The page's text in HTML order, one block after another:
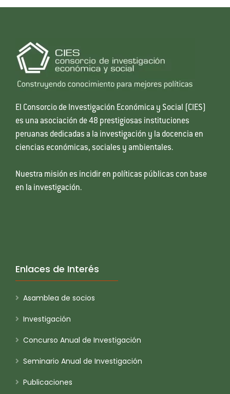
El Consorcio de Investigación Económica y Social (CIES)
es una asociación de 48 prestigiosas instituciones
peruanas dedicadas a la investigación y la docencia en
ciencias económicas, sociales y ambientales.
Nuestra misión es incidir en políticas públicas con base
en la investigación.
Enlaces de Interés
Asamblea de socios
Investigación
Concurso Anual de Investigación
Seminario Anual de Investigación
Publicaciones